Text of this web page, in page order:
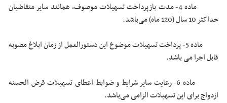
ماده 4- مدت بازپرداخت تسهیلات موصوف، همانند سایر متقاضیان
حداکثر 10 سال (120 ماه) می‌باشد.
ماده 5- پرداخت تسهیلات موضوع این دستورالعمل از زمان ابلاغ مصوبه
قابل اجرا می باشد.
ماده 6- رعایت سایر شرایط و ضوابط اعطای تسهیلات قرض الحسنه
ازدواج برای این تسهیلات الزامی می‌باشد.